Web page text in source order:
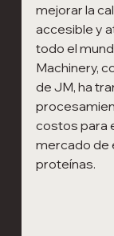
mejorar la
accesible y
todo el
Machinery,
de JM, ha
costos para
mercado de
proteínas.